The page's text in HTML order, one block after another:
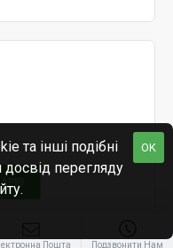
Пошта Подзвонити Нам
OK
та інші подібні
перегляду